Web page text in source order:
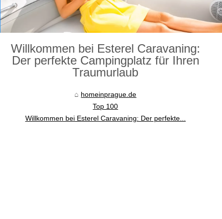
Willkommen bei Esterel Caravaning:
Der perfekte Campingplatz für Ihren
Traumurlaub
homeinprague.de
Top 100
Willkommen bei Esterel Caravaning: Der perfekte...